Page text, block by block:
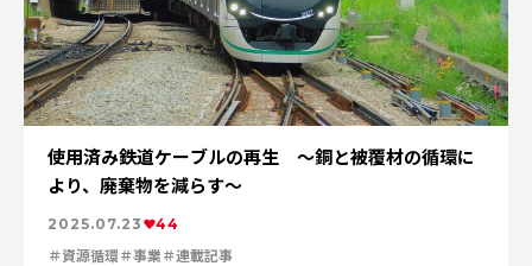
使用済み鉄道ケーブルの再生 ～銅と被覆材の循環に
より、廃棄物を減らす～
2025.07.23
44
資源循環
事業 連載記事